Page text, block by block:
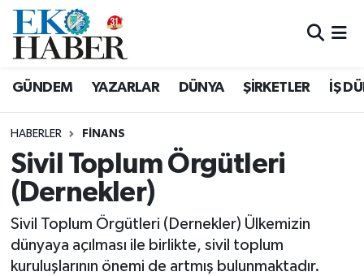
GÜNDEM YAZARLAR DÜNYA ŞİRKETLER İŞ
HABERLER FINANS
Sivil Toplum Örgütleri
(Dernekler)
Sivil Toplum Örgütleri (Dernekler) Ülkemizin
dünyaya açılması ile birlikte, sivil toplum
kuruluşlarının önemi de artmış bulunmaktadır.
Hava Durumu
Süper Lig Puan Durumu ve Fikstür
Tüm Manşetler
Son Dakika Haberleri
Haber Arşivi